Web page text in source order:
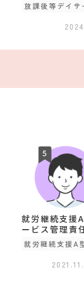
放課後等デイサ
就労継続支援
ービス管理責
就労継続支援A